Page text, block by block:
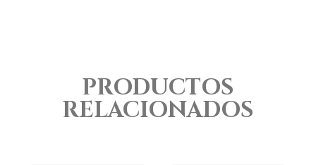
PRODUCTOS
RELACIONADOS